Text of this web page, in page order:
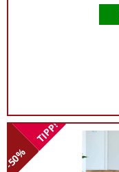
-50%
TIPP!